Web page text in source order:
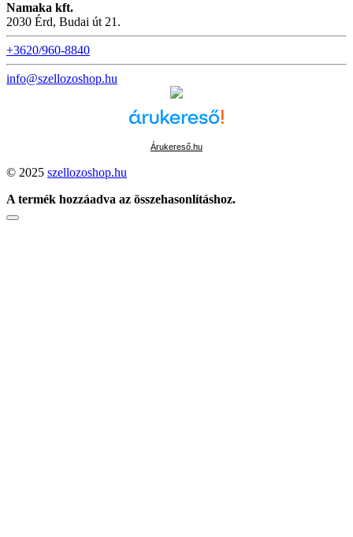
Namaka kft.
2030 Érd, Budai út 21.
+3620/960-8840
info@szellozoshop.hu
Árukereső.hu
© 2025 szellozoshop.hu
A termék hozzáadva az összehasonlításhoz.